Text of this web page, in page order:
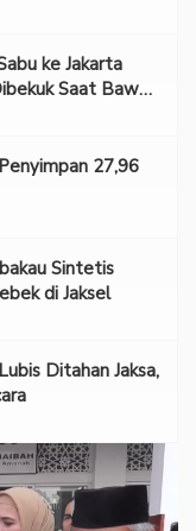
ke Jakarta
Saat Bawa
Soetta
27,96
Sintetis
di Jaksel
Ditahan Jaksa,